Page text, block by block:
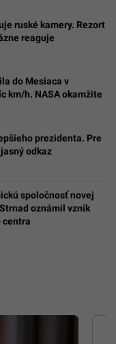
ruské kamery. Rezort
reaguje
do Mesiaca v
km/h. NASA okamžite
prezidenta. Pre
odkaz
spoločnosť novej
oznámil vznik
centra